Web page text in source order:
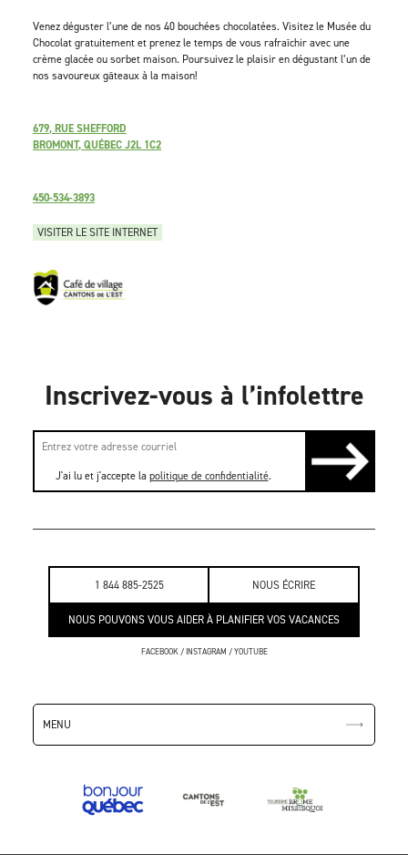
1 844 885-2525 NOUS ÉCRIRE
NOUS POUVONS VOUS AIDER À PLANIFIER VOS VACANCES
FACEBOOK/INSTAGRAM /YOUTUBE
MENU
679, RUE SHEFFORD
BROMONT, QUÉBEC J2L 1C2
450-534-3893
VISITER LE SITE INTERNET
Venez déguster l’une de nos 40 bouchées chocolatées. Visitez le Musée du
Chocolat gratuitement et prenez le temps de vous rafraîchir avec une
crème glacée ou sorbet maison. Poursuivez le plaisir en dégustant l’un de
nos savoureux gâteaux à la maison!
Inscrivez-vous à l’infolettre
J'ai lu et j'accepte la politique de confidentialité.